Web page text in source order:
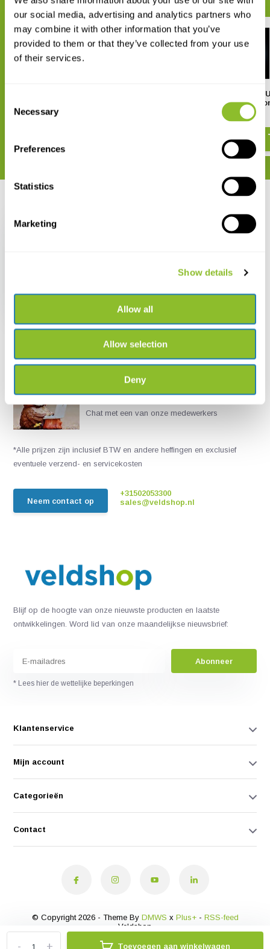
our social media, advertising and analytics partners who
may combine it with other information that you’ve
provided to them or that they’ve collected from your use
of their services.
Selection
Necessary
Preferences
Statistics
Marketing
Show details
Allow all
Allow selection
Deny
+
- Toevoegen aan winkelwagen
Pettersson M500-384
Ultrasound
€ 470,-
Live chat
Chat met een van onze medewerkers
*Alle prijzen zijn inclusief BTW en andere heffingen en exclusief
eventuele verzend- en servicekosten
Neem contact op
+31502053300
sales@veldshop.nl
Blijf op de hoogte van onze nieuwste producten en laatste
ontwikkelingen. Word lid van onze maandelijkse nieuwsbrief:
Abonneer
* Lees hier de wettelijke beperkingen
Klantenservice
Mijn account
Categorieën
Contact
© Copyright 2026 - Theme By DMWS x Plus+- RSS-feed
Veldshop